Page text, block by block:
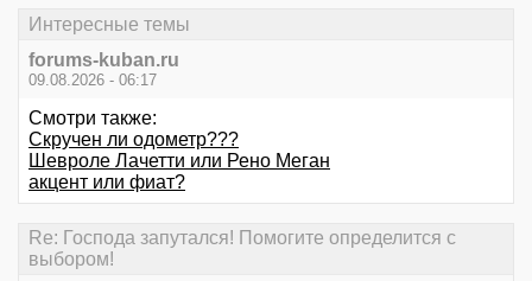
Интересные темы
forums-kuban.ru
09.08.2026 - 06:17
Смотри также:
Скручен ли одометр???
Шевроле Лачетти или Рено Меган
акцент или фиат?
Re: Господа запутался! Помогите определится с
выбором!